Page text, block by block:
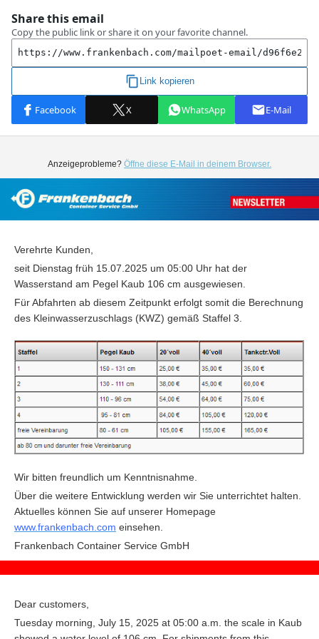
Anzeigeprobleme? Öffne diese E-Mail in deinem Browser.
Verehrte Kunden,
seit Dienstag früh 15.07.2025 um 05:00 Uhr hat der
Wasserstand am Pegel Kaub 106 cm ausgewiesen.
Für Abfahrten ab diesem Zeitpunkt erfolgt somit die Berechnung
des Kleinwasserzuschlags (KWZ) gemäß Staffel 3.
Wir bitten freundlich um Kenntnisnahme.
Über die weitere Entwicklung werden wir Sie unterrichtet halten.
Aktuelles können Sie auf unserer Homepage
www.frankenbach.com einsehen.
Frankenbach Container Service GmbH
Dear customers,
Tuesday morning, July 15, 2025 at 05:00 a.m. the scale in Kaub